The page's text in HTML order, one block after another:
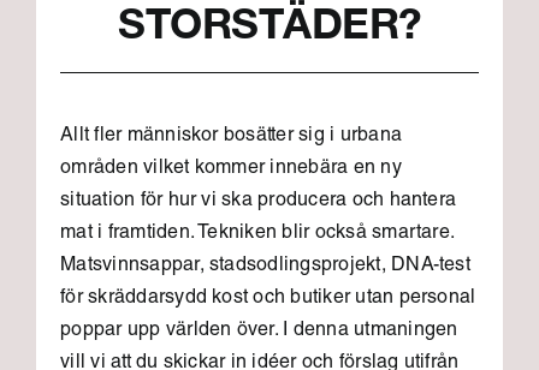
STORSTÄDER?
Allt fler människor bosätter sig i urbana
områden vilket kommer innebära en ny
situation för hur vi ska producera och hantera
mat i framtiden. Tekniken blir också smartare.
Matsvinnsappar, stadsodlingsprojekt, DNA-test
för skräddarsydd kost och butiker utan personal
poppar upp världen över. I denna utmaningen
vill vi att du skickar in idéer och förslag utifrån